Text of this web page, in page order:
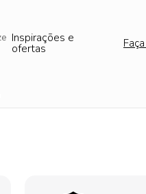
Inspirações e
ofertas